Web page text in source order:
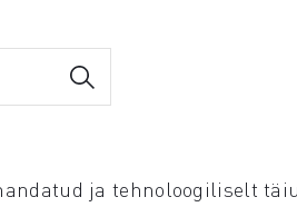
ja tehnoloogiliselt